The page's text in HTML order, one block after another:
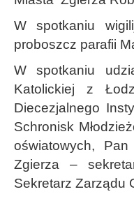
W spotkaniu
proboszcz parafii
W spotkaniu
Katolickiej z
Diecezjalnego
Schronisk
oświatowych,
Zgierza –
Sekretarz Zarządu